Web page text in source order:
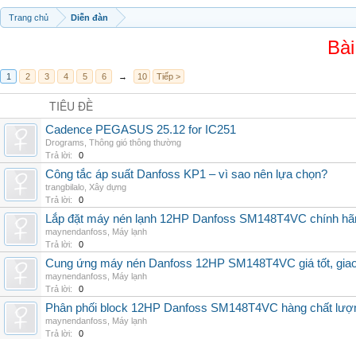
Trang chủ Diễn đàn
1 2 3 4 5 6 → 10 Tiếp >
TIÊU ĐỀ
Cadence PEGASUS 25.12 for IC251
Drograms Thông gió thông thường
Trả lời:
0
Công tắc áp suất Danfoss KP1 – vì sao nên lựa chọn?
trangbilalo Xây dựng
Trả lời:
0
Lắp đặt máy nén lạnh 12HP Danfoss SM148T4VC chính
maynendanfoss
Máy lạnh
Trả lời:
0
Cung ứng máy nén Danfoss 12HP SM148T4VC giá tốt,
maynendanfoss
Máy lạnh
Trả lời:
0
Phân phối block 12HP Danfoss SM148T4VC hàng chất
maynendanfoss
Máy lạnh
Trả lời:
0